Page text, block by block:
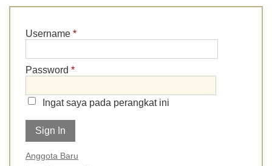
Username *
Password *
Ingat saya pada perangkat ini
Anggota Baru